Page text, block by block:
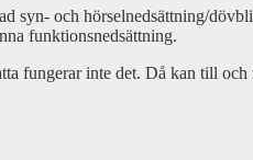
syn- och hörselnedsättning/
funktionsnedsättning.
fungerar inte det. Då kan till